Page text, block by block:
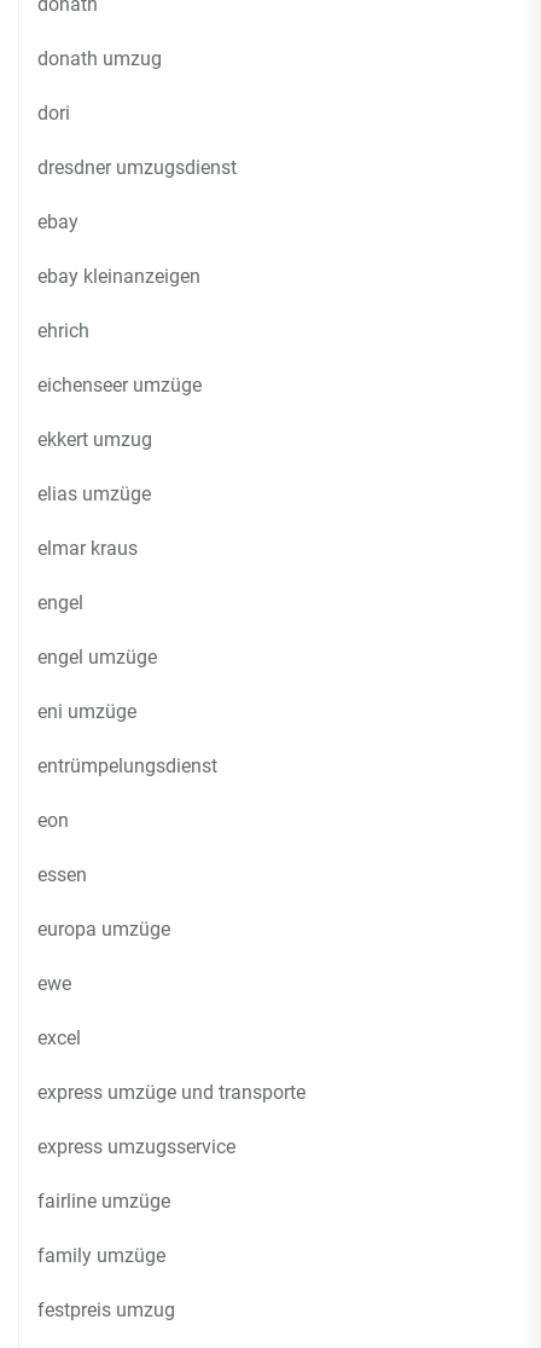
donath umzug
dori
dresdner umzugsdienst
ebay
ebay kleinanzeigen
ehrich
eichenseer umzüge
ekkert umzug
elias umzüge
elmar kraus
engel
engel umzüge
eni umzüge
entrümpelungsdienst
eon
essen
europa umzüge
ewe
excel
express umzüge und transporte
express umzugsservice
fairline umzüge
family umzüge
festpreis umzug